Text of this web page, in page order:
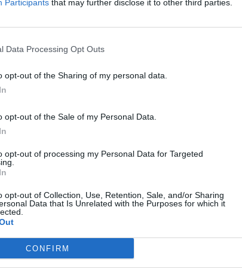
Participants that may further disclose it to other third parties.
Data Processing Opt Outs
opt-out of the Sharing of my personal data.
opt-out of the Sale of my Personal Data.
opt-out of processing my Personal Data for Targeted
opt-out of Collection, Use, Retention, Sale, and/or Sharing
Data that Is Unrelated with the Purposes for which it
CONFIRM
augusztus 1. 19:17
nyerőszámai a 31. játékhéten
e valaki a 1,4 milliárd forintos főnyereményt a 31.
az ötös lottó nyerőszámait és a nyereményeket!
július 25. 19:19
nyerőszámai a 30. játékhéten
2026/30. heti nyerőszámait, a sorsolást ezúttal is
július 21. 14:30
Szerencsejáték Zrt., miután bírságot kapott a
miatt: erről minden játékosnak tudnia kell